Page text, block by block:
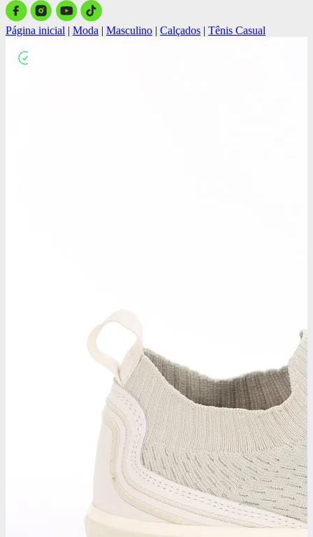
Página inicial | Moda | Masculino | Calçados | Tênis Casual